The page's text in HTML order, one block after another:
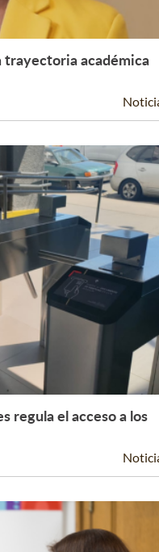
Leer Más +
trayectoria académica
Leer Más +
regula el acceso a los